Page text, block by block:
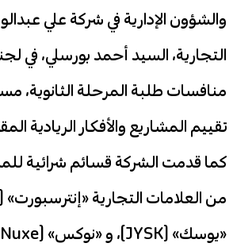
والشؤون الإدارية في شركة علي
التجارية، السيد أحمد بورسلي، في
منافسات طلبة المرحلة الثانوية،
تقييم المشاريع والأفكار الريادية
كما قدمت الشركة قسائم شرائية